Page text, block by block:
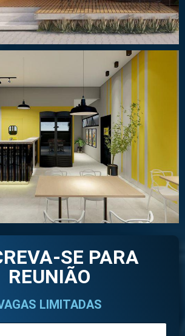
SE PARA
REUNIÃO
LIMITADAS